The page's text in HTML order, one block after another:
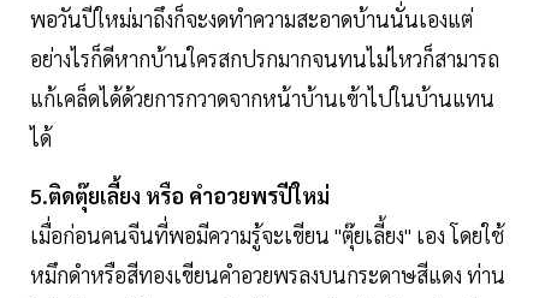
พอวันปีใหม่มาถึงก็จะงดทำความสะอาดบ้านนั่นเองแต่
อย่างไรก็ดีหากบ้านใครสกปรกมากจนทนไม่ไหวก็สามารถ
แก้เคล็ดได้ด้วยการกวาดจากหน้าบ้านเข้าไปในบ้านแทน
ได้
5.ติดตุ๊ยเลี้ยง หรือ คำอวยพรปีใหม่
เมื่อก่อนคนจีนที่พอมีความรู้จะเขียน "ตุ๊ยเลี้ยง" เอง โดยใช้
หมึกดำหรือสีทองเขียนคำอวยพรลงบนกระดาษสีแดง ท่าน